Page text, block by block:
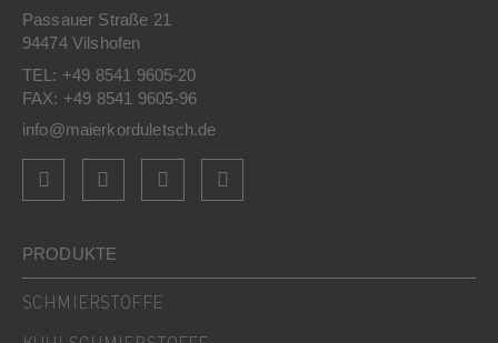
Passauer Straße 21
94474 Vilshofen
TEL: +49 8541 9605-20
FAX: +49 8541 9605-96
info@maierkorduletsch.de
PRODUKTE
SCHMIERSTOFFE